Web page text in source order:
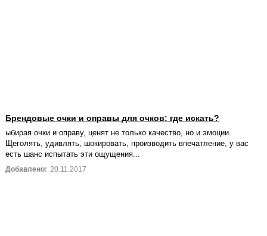
Брендовые очки и оправы для очков: где искать?
ыбирая очки и оправу, ценят не только качество, но и эмоции.
Щеголять, удивлять, шокировать, производить впечатление, у вас
есть шанс испытать эти ощущения...
Добавлено: 20.11.2017